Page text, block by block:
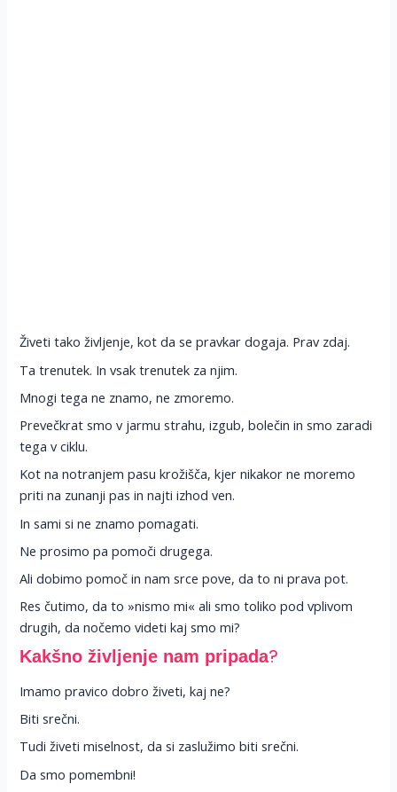
Živeti tako življenje, kot da se pravkar dogaja. Prav zdaj.
Ta trenutek. In vsak trenutek za njim.
Mnogi tega ne znamo, ne zmoremo.
Prevečkrat smo v jarmu strahu, izgub, bolečin in smo zaradi
tega v ciklu.
Kot na notranjem pasu krožišča, kjer nikakor ne moremo
priti na zunanji pas in najti izhod ven.
In sami si ne znamo pomagati.
Ne prosimo pa pomoči drugega.
Ali dobimo pomoč in nam srce pove, da to ni prava pot.
Res čutimo, da to »nismo mi« ali smo toliko pod vplivom
drugih, da nočemo videti kaj smo mi?
Kakšno življenje nam pripada?
Imamo pravico dobro živeti, kaj ne?
Biti srečni.
Tudi živeti miselnost, da si zaslužimo biti srečni.
Da smo pomembni!